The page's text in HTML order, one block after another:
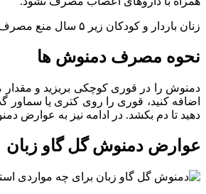
زنان باردار و کودکان زیر ۵ سال منع مصرف دارند.
نحوه مصرف دمنوش ها
دمنوش را در قوری کوچکی بریزید و
دهید تا دم بکشد. در ادامه نیز به عوارض
عوارض دمنوش گل گاو زبان